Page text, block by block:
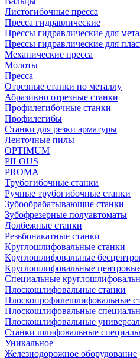
Листогибочные пресса
Пресса гидравлические
Прессы гидравлические для
Прессы гидравлические для
Механические пресса
Молоты
Пресса
Отрезные станки по металлу
Абразивно отрезные станки
Профилегибочные станки
Профилегибы
Станки для резки арматуры
Ленточные пилы
OPTIMUM
PILOUS
PROMA
Трубогибочные станки
Ручные трубогибочные станки
Зубообрабатывающие станки
Зубофрезерные полуавтоматы
Долбежные станки
Резьбонакатные станки
Круглошлифовальные станки
Круглошлифовальные
Круглошлифовальные
Специальные
Плоскошлифовальные станки
Плоскопрофилешлифовальные
Плоскошлифовальные
Плоскошлифовальные
Станки шлифовальные
Уникальное
Железнодорожное оборудование